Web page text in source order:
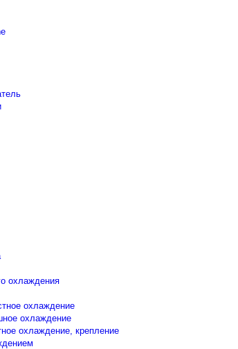
охлаждения
охлаждение
охлаждение
охлаждение, крепление